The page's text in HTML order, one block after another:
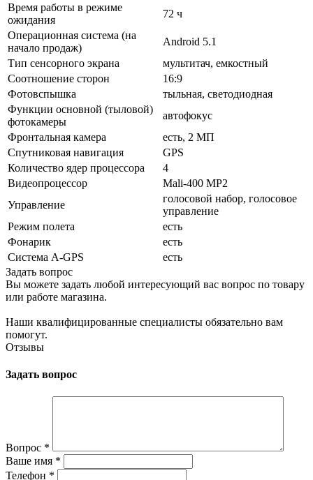
Время работы в режиме
ожидания
72 ч
Операционная система (на
начало продаж)
Android 5.1
Тип сенсорного экрана
мультитач, емкостный
Соотношение сторон
16:9
Фотовспышка
тыльная, светодиодная
Функции основной (тыловой)
фотокамеры
автофокус
Фронтальная камера
есть, 2 МП
Спутниковая навигация
GPS
Количество ядер процессора
4
Видеопроцессор
Mali-400 MP2
Управление
голосовой набор, голосовое
управление
Режим полета
есть
Фонарик
есть
Cистема A-GPS
есть
Задать вопрос
Вы можете задать любой интересующий вас вопрос по товару
или работе магазина.
Наши квалифицированные специалисты обязательно вам
помогут.
Отзывы
Задать вопрос
Вопрос *
Ваше имя *
Телефон *